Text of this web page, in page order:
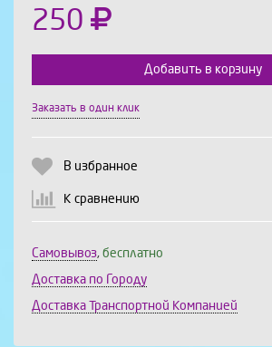
250
Выберите количество:
Продолжить
Добавить в корзину
Заказать в один клик
В избранное
К сравнению
Самовывоз, бесплатно
Доставка по Городу
Доставка Транспортной Компанией